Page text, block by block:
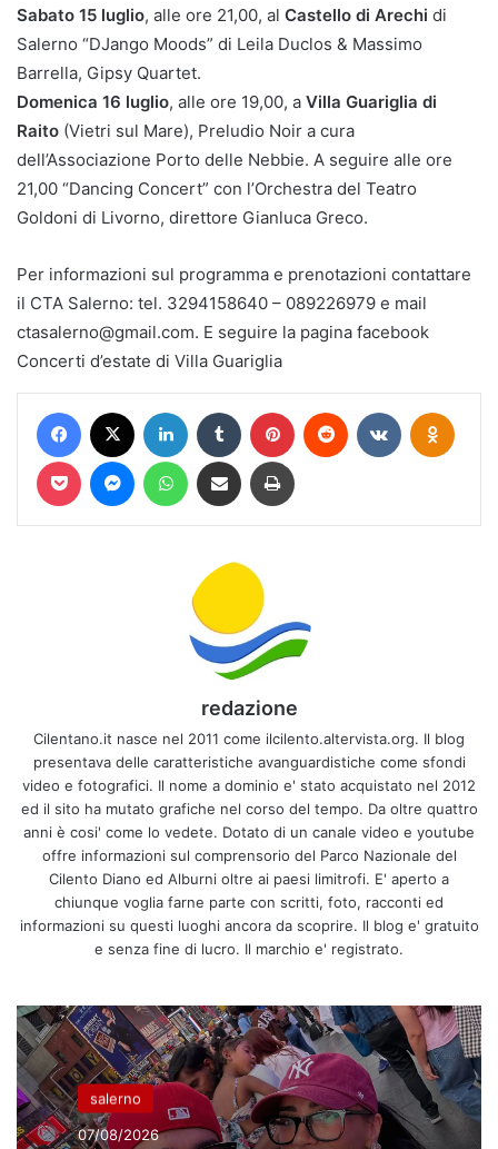
Sabato 15 luglio, alle ore 21,00, al Castello di Arechi di
Salerno “DJango Moods” di Leila Duclos & Massimo
Barrella, Gipsy Quartet.
Domenica 16 luglio, alle ore 19,00, a Villa Guariglia di
Raito (Vietri sul Mare), Preludio Noir a cura
dell’Associazione Porto delle Nebbie. A seguire alle ore
21,00 “Dancing Concert” con l’Orchestra del Teatro
Goldoni di Livorno, direttore Gianluca Greco.
Per informazioni sul programma e prenotazioni contattare
il CTA Salerno: tel. 3294158640 – 089226979 e mail
ctasalerno@gmail.com. E seguire la pagina facebook
Concerti d’estate di Villa Guariglia
Facebook LinkedIn Tumblr Pinterest Reddit VKontakte
Pocket MessengerWhatsAppCondividi via mail Stampa
redazione
Cilentano.it nasce nel 2011 come ilcilento.altervista.org. Il blog
presentava delle caratteristiche avanguardistiche come sfondi
video e fotografici. Il nome a dominio e' stato acquistato nel 2012
ed il sito ha mutato grafiche nel corso del tempo. Da oltre quattro
anni è cosi' come lo vedete. Dotato di un canale video e youtube
offre informazioni sul comprensorio del Parco Nazionale del
Cilento Diano ed Alburni oltre ai paesi limitrofi. E' aperto a
chiunque voglia farne parte con scritti, foto, racconti ed
informazioni su questi luoghi ancora da scoprire. Il blog e' gratuito
e senza fine di lucro. Il marchio e' registrato.
salerno
07/08/2026